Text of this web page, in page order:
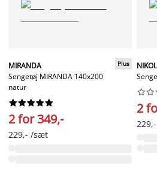
MIRANDA
Sengetøj MIRANDA 140x200
natur
Plus






2 for 349,-
229,- /sæt



2